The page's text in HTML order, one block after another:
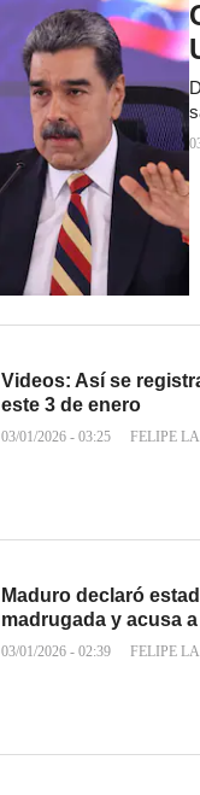
Videos: Así se
este 3 de enero
03/01/2026 - 03:25 FELIPE
Maduro declaró
madrugada y acusa a
03/01/2026 - 02:39 FELIPE